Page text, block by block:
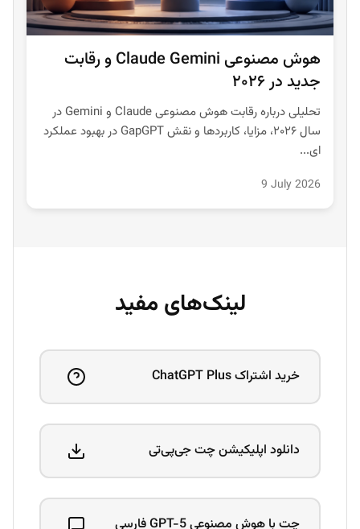
هوش مصنوعی Claude Gemini و رقابت
جدید در ۲۰۲۶
تحلیلی درباره رقابت هوش مصنوعی Claude و Gemini در
سال ۲۰۲۶، مزایا، کاربردها و نقش GapGPT در بهبود عملکرد
ای...
9 July 2026
لینک‌های مفید
خرید اشتراک ChatGPT Plus
دانلود اپلیکیشن چت جی‌پی‌تی
چت با هوش مصنوعی GPT-5 فارسی